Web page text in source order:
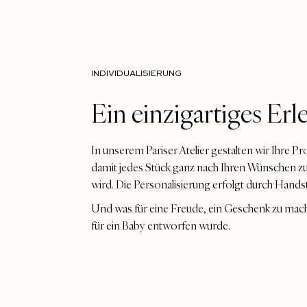
INDIVIDUALISIERUNG
Ein einzigartiges
In unserem Pariser Atelier gestalten wir Ihre
damit jedes Stück ganz nach Ihren Wünschen
wird. Die Personalisierung erfolgt durch
Und was für eine Freude, ein Geschenk zu
für ein Baby entworfen wurde.